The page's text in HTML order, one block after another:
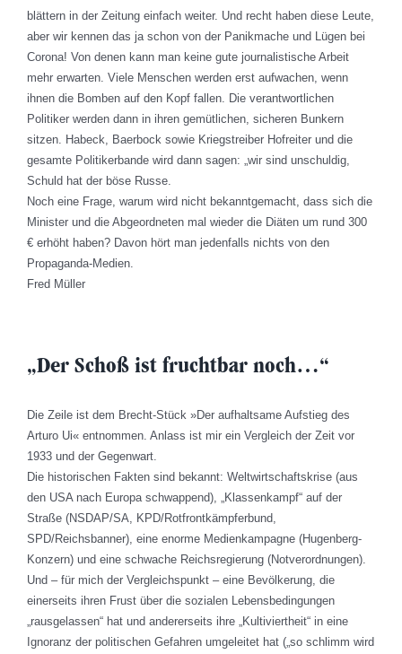
blättern in der Zeitung einfach weiter. Und recht haben diese Leute,
aber wir kennen das ja schon von der Panikmache und Lügen bei
Corona! Von denen kann man keine gute journalistische Arbeit
mehr erwarten. Viele Menschen werden erst aufwachen, wenn
ihnen die Bomben auf den Kopf fallen. Die verantwortlichen
Politiker werden dann in ihren gemütlichen, sicheren Bunkern
sitzen. Habeck, Baerbock sowie Kriegstreiber Hofreiter und die
gesamte Politikerbande wird dann sagen: „wir sind unschuldig,
Schuld hat der böse Russe.
Noch eine Frage, warum wird nicht bekanntgemacht, dass sich die
Minister und die Abgeordneten mal wieder die Diäten um rund 300
€ erhöht haben? Davon hört man jedenfalls nichts von den
Propaganda-Medien.
Fred Müller
„Der Schoß ist fruchtbar noch…“
Die Zeile ist dem Brecht-Stück »Der aufhaltsame Aufstieg des
Arturo Ui« entnommen. Anlass ist mir ein Vergleich der Zeit vor
1933 und der Gegenwart.
Die historischen Fakten sind bekannt: Weltwirtschaftskrise (aus
den USA nach Europa schwappend), „Klassenkampf“ auf der
Straße (NSDAP/SA, KPD/Rotfrontkämpferbund,
SPD/Reichsbanner), eine enorme Medienkampagne (Hugenberg-
Konzern) und eine schwache Reichsregierung (Notverordnungen).
Und – für mich der Vergleichspunkt – eine Bevölkerung, die
einerseits ihren Frust über die sozialen Lebensbedingungen
„rausgelassen“ hat und andererseits ihre „Kultiviertheit“ in eine
Ignoranz der politischen Gefahren umgeleitet hat („so schlimm wird